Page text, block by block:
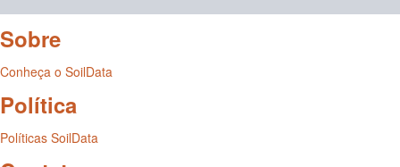
Sobre
Conheça o SoilData
Política
Políticas SoilData